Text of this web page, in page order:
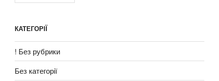
КАТЕГОРІЇ
! Без рубрики
Без категорії